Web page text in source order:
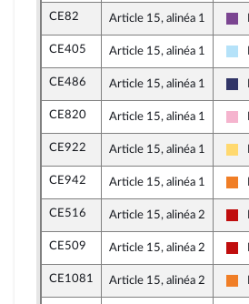
CE82 Article 15, alinéa 1
CE405 Article 15, alinéa 1
CE486 Article 15, alinéa 1
CE820 Article 15, alinéa 1
CE922 Article 15, alinéa 1
CE942 Article 15, alinéa 1
CE516 Article 15, alinéa 2
CE509 Article 15, alinéa 2
CE1081 Article 15, alinéa 2